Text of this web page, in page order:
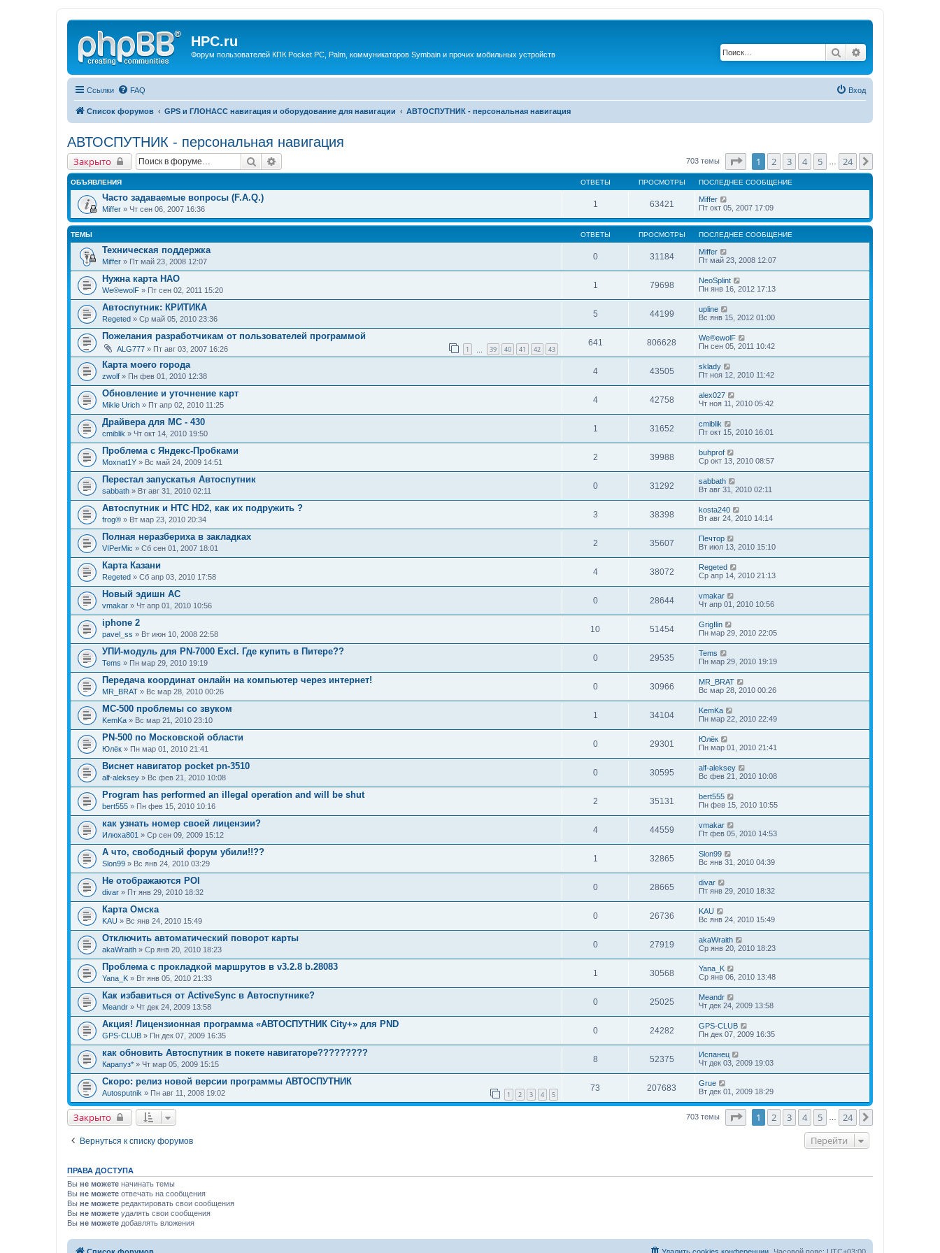
HPC.ru
Форум пользователей КПК Pocket PC, Palm, коммуникаторов Symbain и прочих мобильных устройств Поиск
Ссылки FAQ Вход
Список форумов GPS и ГЛОНАСС навигация и оборудование для навигации АВТОСПУТНИК - персональная навигация
АВТОСПУТНИК - персональная навигация
Закрыто Поиск 703 темы Страница 1 из24
1 2 3 4 5 24
ОБЪЯВЛЕНИЯ ОТВЕТЫ ПРОСМОТРЫ ПОСЛЕДНЕЕ СООБЩЕНИЕ
Часто задаваемые вопросы (F.A.Q.)
Miffer » Чт сен 06, 2007 16:36
1 63421
Miffer
Пт окт 05, 2007 17:09
ТЕМЫ ОТВЕТЫ ПРОСМОТРЫ ПОСЛЕДНЕЕ СООБЩЕНИЕ
Техническая поддержка
Miffer » Пт май 23, 2008 12:07
0 31184
Miffer
Пт май 23, 2008 12:07
Нужна карта НАО
We®ewolF » Пт сен 02, 2011 15:20
1 79698
NeoSplint
Пн янв 16, 2012 17:13
Автоспутник: КРИТИКА
Regeted » Ср май 05, 2010 23:36
5 44199
upline
Вс янв 15, 2012 01:00
Пожелания разработчикам от пользователей программой
ALG777 » Пт авг 03, 2007 16:26 1 39 40 41 42 43
641 806628
We®ewolF
Пн сен 05, 2011 10:42
Карта моего города
zwolf » Пн фев 01, 2010 12:38
4 43505
sklady
Пт ноя 12, 2010 11:42
Обновление и уточнение карт
Mikle Urich » Пт апр 02, 2010 11:25
4 42758
alex027
Чт ноя 11, 2010 05:42
Драйвера для МС - 430
cmiblik » Чт окт 14, 2010 19:50
1 31652
cmiblik
Пт окт 15, 2010 16:01
Проблема с Яндекс-Пробками
Moxnat1Y » Вс май 24, 2009 14:51
2 39988
buhprof
Ср окт 13, 2010 08:57
Перестал запускатья Автоспутник
sabbath » Вт авг 31, 2010 02:11
0 31292
sabbath
Вт авг 31, 2010 02:11
Автоспутник и HTC HD2, как их подружить ?
frog® » Вт мар 23, 2010 20:34
3 38398
kosta240
Вт авг 24, 2010 14:14
Полная неразбериха в закладках
VIPerMic » Сб сен 01, 2007 18:01
2 35607
Печтор
Вт июл 13, 2010 15:10
Карта Казани
Regeted » Сб апр 03, 2010 17:58
4 38072
Regeted
Ср апр 14, 2010 21:13
Новый эдишн АС
vmakar » Чт апр 01, 2010 10:56
0 28644
vmakar
Чт апр 01, 2010 10:56
iphone 2
pavel_ss » Вт июн 10, 2008 22:58
10 51454
GrigIlin
Пн мар 29, 2010 22:05
УПИ-модуль для PN-7000 Excl. Где купить в Питере??
Tems » Пн мар 29, 2010 19:19
0 29535
Tems
Пн мар 29, 2010 19:19
Передача координат онлайн на компьютер через интернет!
MR_BRAT » Вс мар 28, 2010 00:26
0 30966
MR_BRAT
Вс мар 28, 2010 00:26
MC-500 проблемы со звуком
KemKa » Вс мар 21, 2010 23:10
1 34104
KemKa
Пн мар 22, 2010 22:49
PN-500 по Московской области
Юлёк » Пн мар 01, 2010 21:41
0 29301
Юлёк
Пн мар 01, 2010 21:41
Виснет навигатор pocket pn-3510
alf-aleksey » Вс фев 21, 2010 10:08
0 30595
alf-aleksey
Вс фев 21, 2010 10:08
Program has performed an illegal operation and will be shut
bert555 » Пн фев 15, 2010 10:16
2 35131
bert555
Пн фев 15, 2010 10:55
как узнать номер своей лицензии?
Илюха801 » Ср сен 09, 2009 15:12
4 44559
vmakar
Пт фев 05, 2010 14:53
А что, свободный форум убили!!??
Slon99 » Вс янв 24, 2010 03:29
1 32865
Slon99
Вс янв 31, 2010 04:39
Не отображаются POI
divar » Пт янв 29, 2010 18:32
0 28665
divar
Пт янв 29, 2010 18:32
Карта Омска
KAU » Вс янв 24, 2010 15:49
0 26736
KAU
Вс янв 24, 2010 15:49
Отключить автоматический поворот карты
akaWraith » Ср янв 20, 2010 18:23
0 27919
akaWraith
Ср янв 20, 2010 18:23
Проблема с прокладкой маршрутов в v3.2.8 b.28083
Yana_K » Вт янв 05, 2010 21:33
1 30568
Yana_K
Ср янв 06, 2010 13:48
Как избавиться от ActiveSync в Автоспутнике?
Meandr » Чт дек 24, 2009 13:58
0 25025
Meandr
Чт дек 24, 2009 13:58
Акция! Лицензионная программа «АВТОСПУТНИК City+» для PND
GPS-CLUB » Пн дек 07, 2009 16:35
0 24282
GPS-CLUB
Пн дек 07, 2009 16:35
как обновить Автоспутник в покете навигаторе?????????
Карапуз* » Чт мар 05, 2009 15:15
8 52375
Испанец
Чт дек 03, 2009 19:03
Скоро: релиз новой версии программы АВТОСПУТНИК
Autosputnik » Пн авг 11, 2008 19:02 1 2 3 4 5
73 207683
Grue
Вт дек 01, 2009 18:29
Закрыто 703 темы Страница 1 из24
1 2 3 4 5 24
Вернуться к списку форумов Перейти
ПРАВА ДОСТУПА
Вы не можете начинать темы
Вы не можете отвечать на сообщения
Вы не можете редактировать свои сообщения
Вы не можете удалять свои сообщения
Вы не можете добавлять вложения